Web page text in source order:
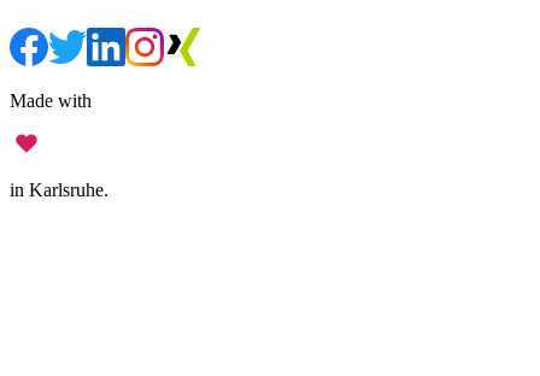
Made with
in Karlsruhe.